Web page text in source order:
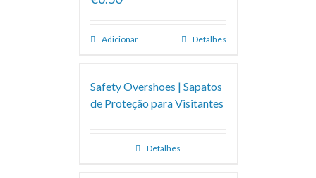
Adicionar Detalhes
Safety Overshoes | Sapatos
de Proteção para Visitantes
Detalhes